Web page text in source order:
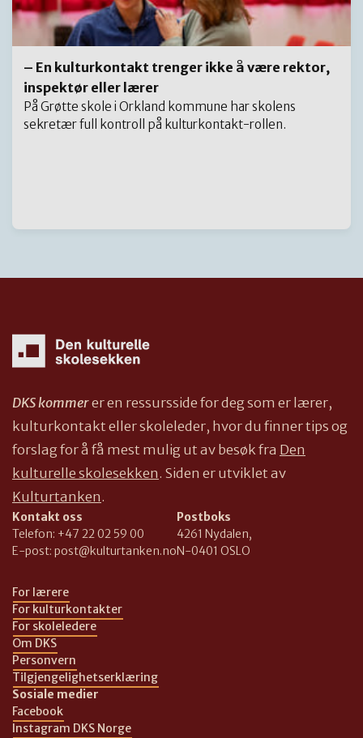
– En kulturkontakt trenger ikke å være rektor,
inspektør eller lærer
På Grøtte skole i Orkland kommune har skolens
sekretær full kontroll på kulturkontakt-rollen.
DKS kommerer en ressursside for deg som er lærer,
kulturkontakt eller skoleleder, hvor du finner tips og
forslag for å få mest mulig ut av besøk fra Den
kulturelle skolesekken. Siden er utviklet av
Kulturtanken.
Kontakt oss
Telefon: +47 22 02 59 00
E-post: post@kulturtanken.no
Postboks
4261 Nydalen,
N-0401 OSLO
For lærere
For kulturkontakter
For skoleledere
Om DKS
Personvern
Tilgjengelighetserklæring
Sosiale medier
Facebook
Instagram DKS Norge